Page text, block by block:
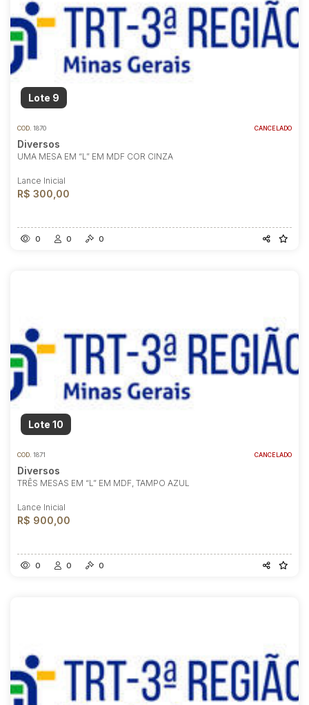
Lote 9
COD. 1870 CANCELADO
Diversos
UMA MESA EM “L” EM MDF COR CINZA
Lance Inicial
R$ 300,00
0 0 0
Lote 10
COD. 1871 CANCELADO
Diversos
TRÊS MESAS EM “L” EM MDF, TAMPO AZUL
Lance Inicial
R$ 900,00
0 0 0